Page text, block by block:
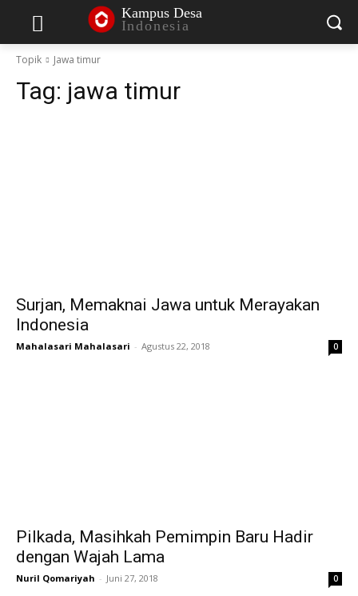
Kampus Desa
Indonesia
Topik Jawa timur
Tag: jawa timur
Surjan, Memaknai Jawa untuk Merayakan
Indonesia
Mahalasari Mahalasari - Agustus 22, 2018 0
Pilkada, Masihkah Pemimpin Baru Hadir
dengan Wajah Lama
Nuril Qomariyah - Juni 27, 2018 0